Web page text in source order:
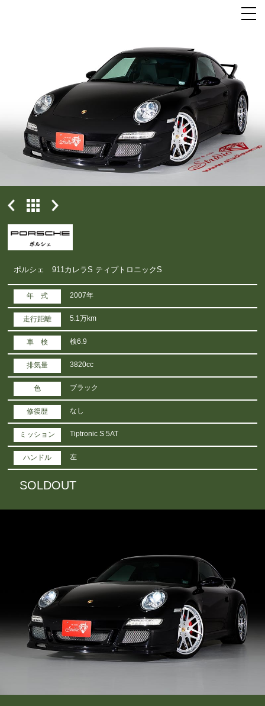
ポルシェ 911カレラS ティプトロニックS
年 式 2007年
走行距離 5.1万km
車 検 検6.9
排気量 3820cc
色 ブラック
修復歴 なし
ミッション Tiptronic S 5AT
ハンドル 左
SOLDOUT